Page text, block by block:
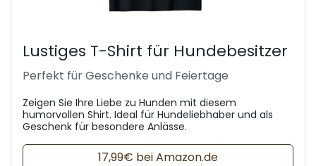
Lustiges T-Shirt für Hundebesitzer
Perfekt für Geschenke und Feiertage
Zeigen Sie Ihre Liebe zu Hunden mit diesem
humorvollen Shirt. Ideal für Hundeliebhaber und als
Geschenk für besondere Anlässe.
17,99€ bei Amazon.de